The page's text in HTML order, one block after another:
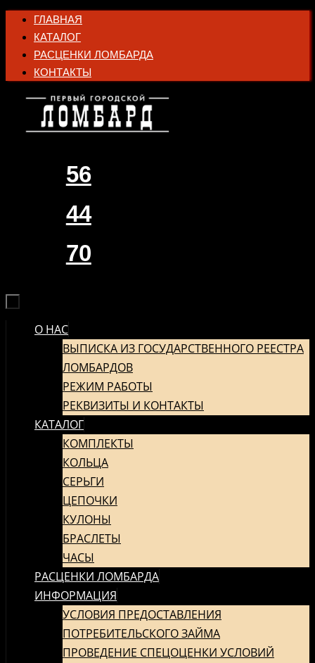
Перейти
содержимому
ГЛАВНАЯ
КАТАЛОГ
РАСЦЕНКИ ЛОМБАРДА
КОНТАКТЫ
56
44
70
ПЕРЕЙТИ
СОДЕРЖИМОМУ
О НАС
ВЫПИСКА ИЗ ГОСУДАРСТВЕННОГО РЕЕСТРА
ЛОМБАРДОВ
РЕЖИМ РАБОТЫ
РЕКВИЗИТЫ И КОНТАКТЫ
КАТАЛОГ
КОМПЛЕКТЫ
КОЛЬЦА
СЕРЬГИ
ЦЕПОЧКИ
КУЛОНЫ
БРАСЛЕТЫ
ЧАСЫ
РАСЦЕНКИ ЛОМБАРДА
ИНФОРМАЦИЯ
УСЛОВИЯ ПРЕДОСТАВЛЕНИЯ
ПОТРЕБИТЕЛЬСКОГО ЗАЙМА
ПРОВЕДЕНИЕ СПЕЦОЦЕНКИ УСЛОВИЙ